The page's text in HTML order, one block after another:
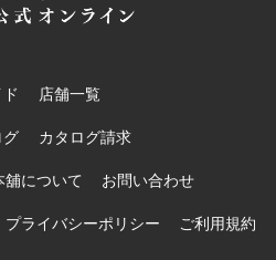
店舗一覧
グ カタログ請求
舖について お問い合わせ
プライバシーポリシー ご利用規約